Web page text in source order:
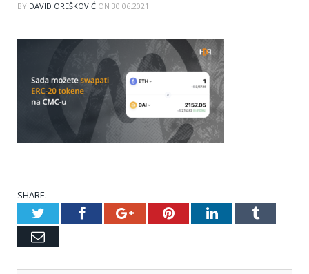
BY DAVID OREŠKOVIĆ ON 30.06.2021
SHARE.
TwitterFacebookGoogle+PinterestLinkedInTumblr
Email